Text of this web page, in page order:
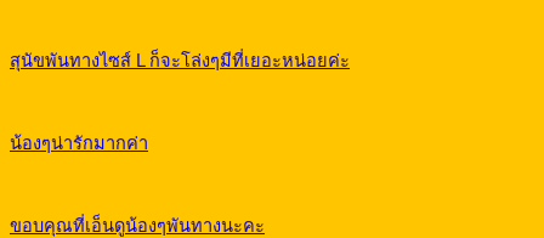
สุนัขพันทางไซส์ L ก็จะโล่งๆมีที่เยอะหน่อยค่ะ
น้องๆน่ารักมากค่า
ขอบคุณที่เอ็นดูน้องๆพันทางนะคะ